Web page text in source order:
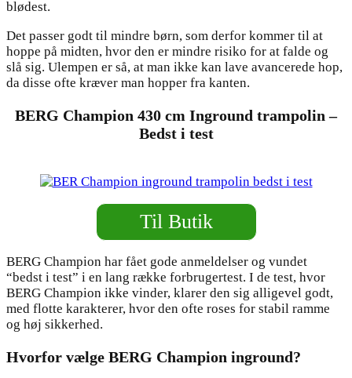
blødest.
Det passer godt til mindre børn, som derfor kommer til at
hoppe på midten, hvor den er mindre risiko for at falde og
slå sig. Ulempen er så, at man ikke kan lave avancerede hop,
da disse ofte kræver man hopper fra kanten.
BERG Champion 430 cm Inground trampolin –
Bedst i test
Til Butik
BERG Champion har fået gode anmeldelser og vundet
“bedst i test” i en lang række forbrugertest. I de test, hvor
BERG Champion ikke vinder, klarer den sig alligevel godt,
med flotte karakterer, hvor den ofte roses for stabil ramme
og høj sikkerhed.
Hvorfor vælge BERG Champion inground?